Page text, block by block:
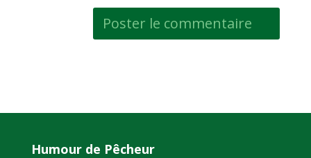
Humour de Pêcheur